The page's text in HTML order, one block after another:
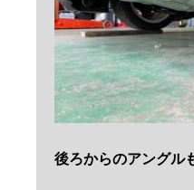
後ろからのアングル